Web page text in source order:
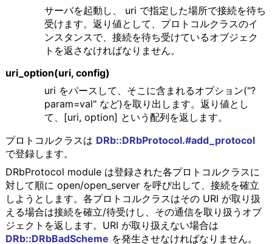
サーバを起動し、 uri で指定した場所で接続を待ち
受けます。返り値として、プロトコルクラスのイ
ンスタンスで、接続を待ち受けているオブジェク
トを返さなければなりません。
uri_option(uri, config)
uri をパースして、そこに含まれるオプション("?
param=val" など)を取り出します。返り値とし
て、[uri, option] という配列を返します。
プロトコルクラスは DRb::DRbProtocol.#add_protocol
で登録します。
DRbProtocol module は登録された各プロトコルクラスに
対して順に open/open_server を呼び出して、接続を確立
しようとします。各プロトコルクラスはその URI が取り扱
える場合は接続を確立/待受けし、その通信を取り扱うオブ
ジェクトを返します。URI が取り扱えない場合は
DRb::DRbBadScheme を発生させなければなりません。